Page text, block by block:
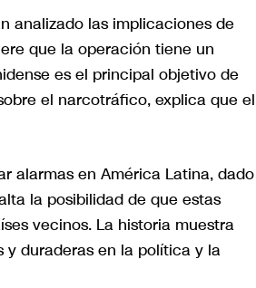
analizado las implicaciones de
que la operación tiene un
es el principal objetivo de
el narcotráfico, explica que el
alarmas en América Latina, dado
la posibilidad de que estas
vecinos. La historia muestra
duraderas en la política y la